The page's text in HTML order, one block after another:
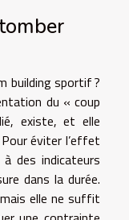
building sportif ?
du « coup
existe, et elle
éviter l’effet
des indicateurs
dans la durée.
elle ne suffit